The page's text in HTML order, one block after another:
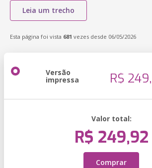
Leia um trecho
Esta página foi vista 681 vezes desde 06/05/2026
Versão
impressa R$
Valor total:
R$ 249,92
Comprar